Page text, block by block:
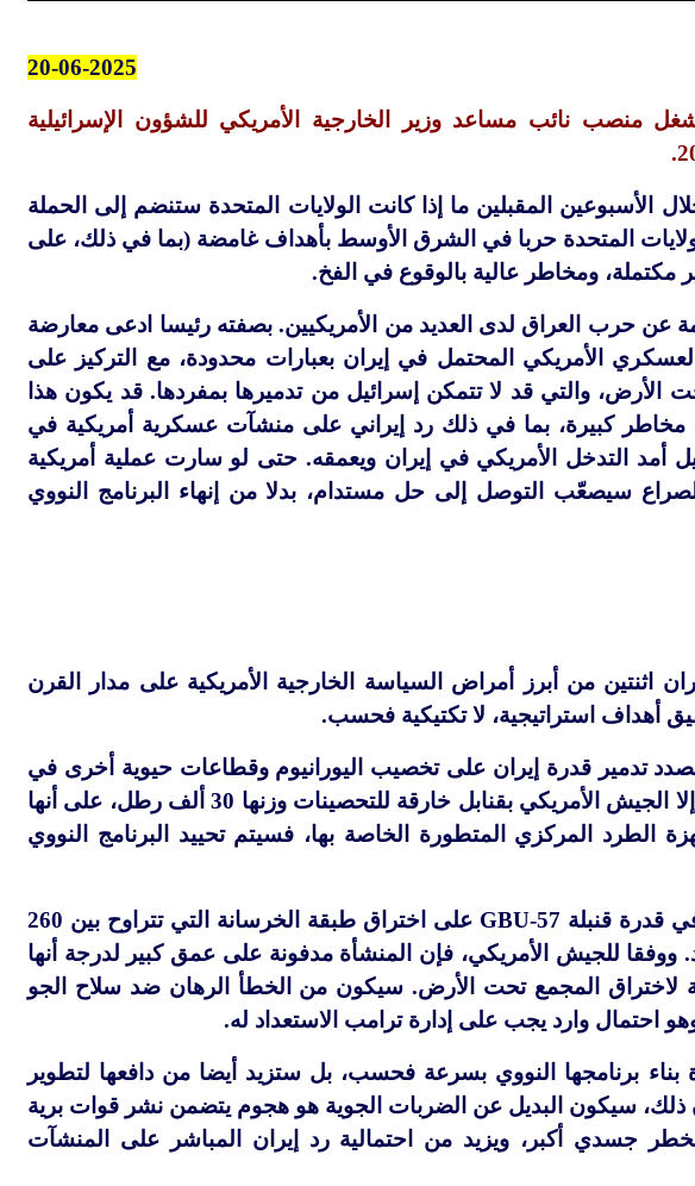
20-06-2025
منصب نائب مساعد وزير الخارجية الأمريكي للشؤون الإسرائيلية
حزيران أنه سيقرر خلال الأسبوعين المقبلين ما إذا كانت الولايات المتحدة ستنضم إلى الحملة
المتحدة حربا في الشرق الأوسط بأهداف غامضة (بما في ذلك، على
مكتملة، ومخاطر عالية بالوقوع في الفخ.
عن حرب العراق لدى العديد من الأمريكيين. بصفته رئيسا ادعى معارضة
الأمريكي المحتمل في إيران بعبارات محدودة، مع التركيز على
الأرض، والتي قد لا تتمكن إسرائيل من تدميرها بمفردها. قد يكون هذا
مخاطر كبيرة، بما في ذلك رد إيراني على منشآت عسكرية أمريكية في
أمد التدخل الأمريكي في إيران ويعمقه. حتى لو سارت عملية أمريكية
سيصعّب التوصل إلى حل مستدام، بدلا من إنهاء البرنامج النووي
اثنتين من أبرز أمراض السياسة الخارجية الأمريكية على مدار القرن
أهداف استراتيجية، لا تكتيكية فحسب.
تدمير قدرة إيران على تخصيب اليورانيوم وقطاعات حيوية أخرى في
برنامجها النووي. تصوّر فوردو، التي لا يستطيع تدميرها من الجو إلا الجيش الأمريكي بقنابل خارقة للتحصينات وزنها 30 ألف رطل، على أنها
الطرد المركزي المتطورة الخاصة بها، فسيتم تحييد البرنامج النووي
قدرة قنبلة GBU-57
على اختراق طبقة الخرسانة التي تتراوح بين 260
ووفقا للجيش الأمريكي، فإن المنشأة مدفونة على عمق كبير لدرجة أنها
لاختراق المجمع تحت الأرض. سيكون من الخطأ الرهان ضد سلاح الجو
احتمال وارد يجب على إدارة ترامب الاستعداد له.
برنامجها النووي بسرعة فحسب، بل ستزيد أيضا من دافعها لتطوير
سيكون البديل عن الضربات الجوية هو هجوم يتضمن نشر قوات برية
جسدي أكبر، ويزيد من احتمالية رد إيران المباشر على المنشآت